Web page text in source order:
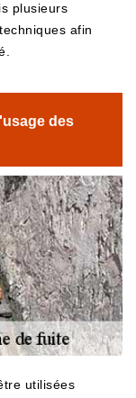
plusieurs
afin
des
utilisées